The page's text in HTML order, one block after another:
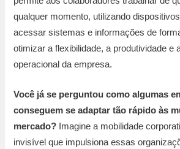
qualquer momento, utilizando
acessar sistemas e informações de
otimizar a flexibilidade, a produtividade e
operacional da empresa.
Você já se perguntou como algumas
conseguem se adaptar tão rápido às
mercado? Imagine a mobilidade
invisível que impulsiona essas